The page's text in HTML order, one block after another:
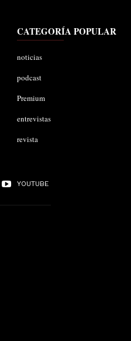
CATEGORÍA POPULAR
noticias
podcast
Premium
entrevistas
revista
YOUTUBE